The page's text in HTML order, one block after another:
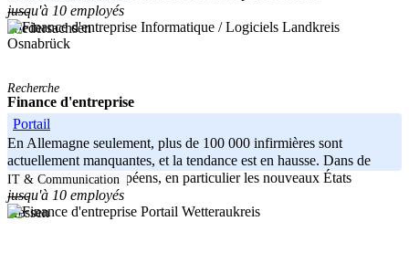
-----
Niedersachsen
jusqu'à 10 employés
Landkreis
Osnabrück
Recherche
Finance d'entreprise
Portail
En Allemagne seulement, plus de 100 000 infirmières sont
actuellement manquantes, et la tendance est en hausse. Dans de
nombreux pays européens, en particulier les nouveaux États
-----
Hessen
IT & Communication
jusqu'à 10 employés
Wetteraukreis